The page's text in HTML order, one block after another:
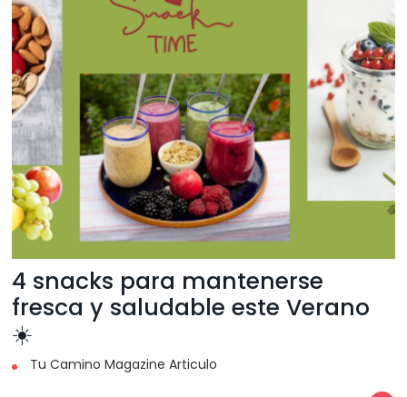
4 snacks para mantenerse
fresca y saludable este Verano
☀️
Tu Camino Magazine Articulo